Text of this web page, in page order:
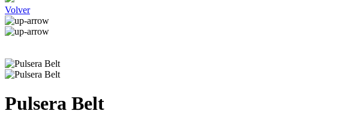
Volver
Pulsera Belt